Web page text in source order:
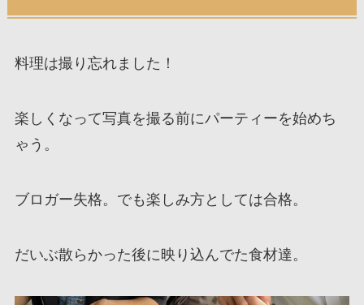
料理は撮り忘れました！
楽しくなって写真を撮る前にパーティーを始めち
ゃう。
ブロガー失格。でも楽しみ方としては合格。
だいぶ散らかった後に映り込んでた食材達。